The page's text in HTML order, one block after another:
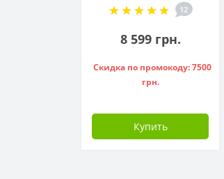
851188
12
8 599 грн.
Скидка по промокоду: 7500
грн.
Купить